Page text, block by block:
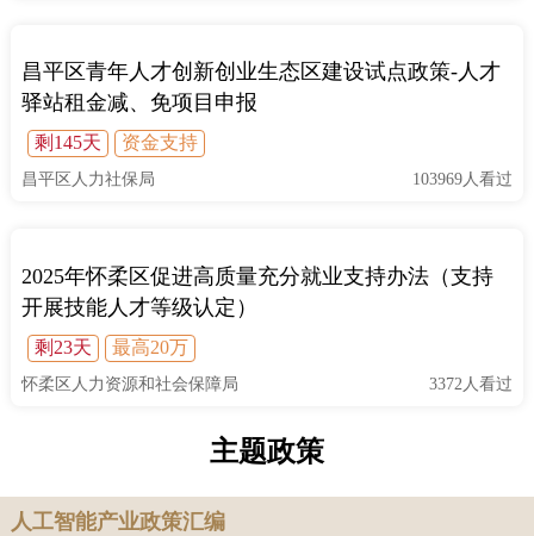
昌平区青年人才创新创业生态区建设试点政策-人才
驿站租金减、免项目申报
剩145天 资金支持
昌平区人力社保局 103969人看过
2025年怀柔区促进高质量充分就业支持办法（支持
开展技能人才等级认定）
剩23天 最高20万
怀柔区人力资源和社会保障局 3372人看过
主题政策
人工智能产业政策汇编